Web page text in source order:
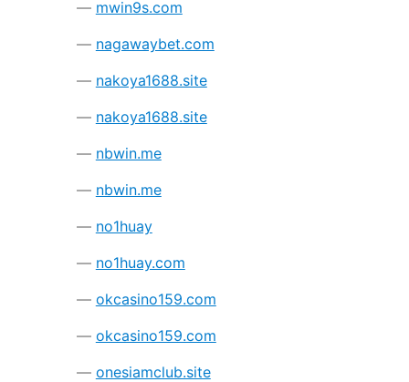
mwin9s.com
nagawaybet.com
nakoya1688.site
nakoya1688.site
nbwin.me
nbwin.me
no1huay
no1huay.com
okcasino159.com
okcasino159.com
onesiamclub.site